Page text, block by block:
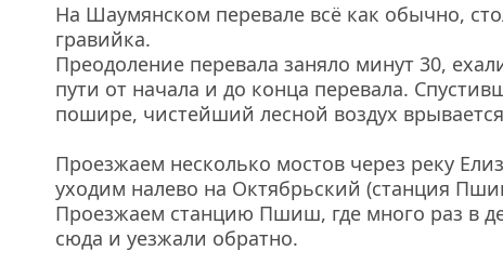
На Шаумянском перевале всё как обычно,
гравийка.
Преодоление перевала заняло минут 30,
пути от начала и до конца перевала.
пошире, чистейший лесной воздух
Проезжаем несколько мостов через реку
уходим налево на Октябрьский (станция
Проезжаем станцию Пшиш, где много раз в
сюда и уезжали обратно.